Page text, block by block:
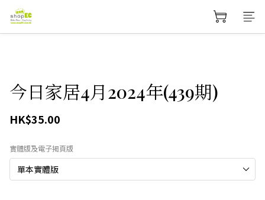
今日家居4月2024年(439期)
HK$35.00
實體版及電子揭頁版